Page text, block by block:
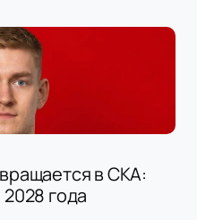
в СКА:
года